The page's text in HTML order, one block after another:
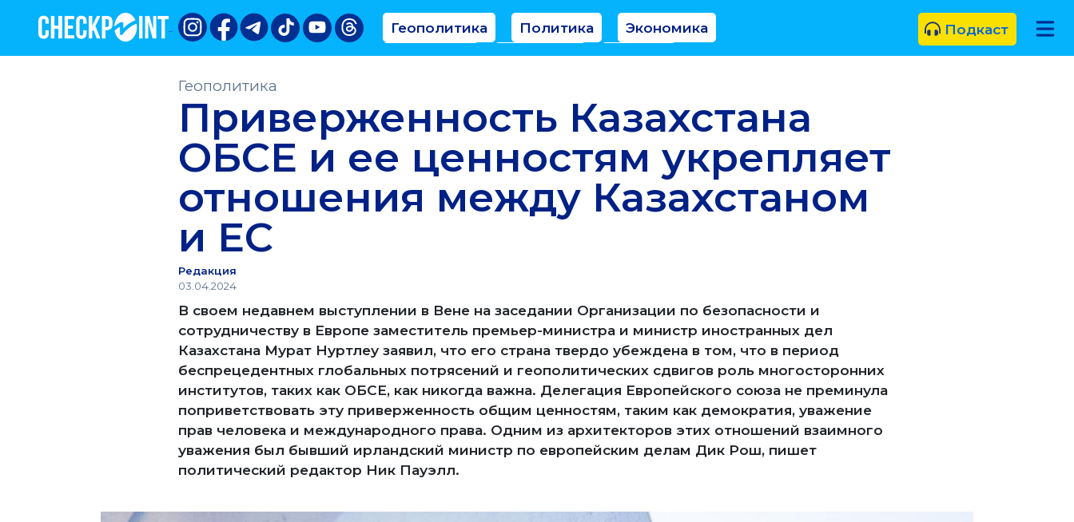
Геополитика Политика
Экономика
Аналитика
Интервью Мнение
Подкаст
Геополитика
Приверженность Казахстана
ОБСЕ и ее ценностям укрепляет
отношения между Казахстаном
и ЕС
Редакция
03.04.2024
В своем недавнем выступлении в Вене на заседании Организации по безопасности и
сотрудничеству в Европе заместитель премьер-министра и министр иностранных дел
Казахстана Мурат Нуртлеу заявил, что его страна твердо убеждена в том, что в период
беспрецедентных глобальных потрясений и геополитических сдвигов роль многосторонних
институтов, таких как ОБСЕ, как никогда важна. Делегация Европейского союза не преминула
поприветствовать эту приверженность общим ценностям, таким как демократия, уважение
прав человека и международного права. Одним из архитекторов этих отношений взаимного
уважения был бывший ирландский министр по европейским делам Дик Рош, пишет
политический редактор Ник Пауэлл.